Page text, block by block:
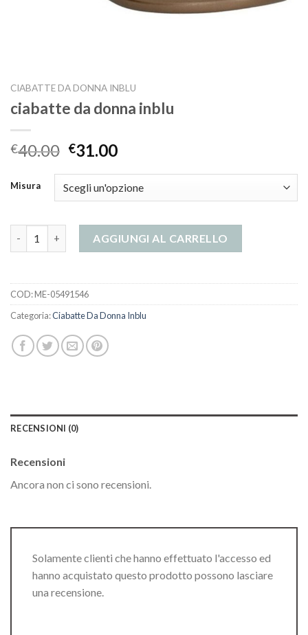
CIABATTE DA DONNA INBLU
ciabatte da donna inblu
€40.00 €31.00
Misura
AGGIUNGI AL CARRELLO
COD:ME-05491546
Categoria:Ciabatte Da Donna Inblu
RECENSIONI (0)
Recensioni
Ancora non ci sono recensioni.
Solamente clienti che hanno effettuato l'accesso ed
hanno acquistato questo prodotto possono lasciare
una recensione.